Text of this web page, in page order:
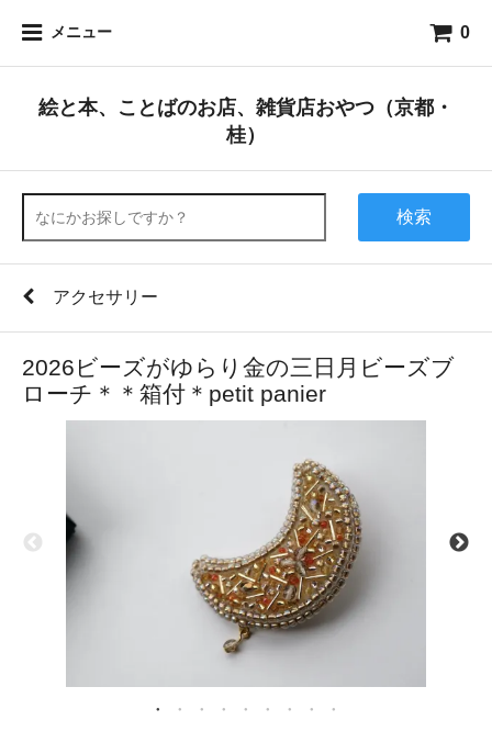
メニュー 0
絵と本、ことばのお店、雑貨店おやつ（京都・
桂）
検索
アクセサリー
2026ビーズがゆらり金の三日月ビーズブ
ローチ＊＊箱付＊petit panier